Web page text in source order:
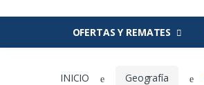
Nosotros
OFERTAS Y REMATES
INICIO Geografía